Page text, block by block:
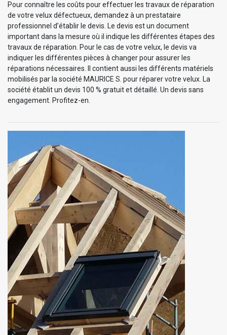
Pour connaître les coûts pour effectuer les travaux de réparation
de votre velux défectueux, demandez à un prestataire
professionnel d’établir le devis. Le devis est un document
important dans la mesure où il indique les différentes étapes des
travaux de réparation. Pour le cas de votre velux, le devis va
indiquer les différentes pièces à changer pour assurer les
réparations nécessaires. Il contient aussi les différents matériels
mobilisés par la société MAURICE S. pour réparer votre velux. La
société établit un devis 100 % gratuit et détaillé. Un devis sans
engagement. Profitez-en.